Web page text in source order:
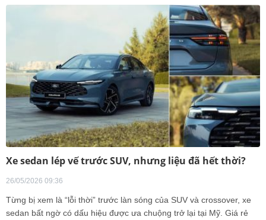
Xe sedan lép vế trước SUV, nhưng liệu đã hết thời?
26/05/2026 09:36
Từng bị xem là “lỗi thời” trước làn sóng của SUV và crossover, xe
sedan bất ngờ có dấu hiệu được ưa chuộng trở lại tại Mỹ. Giá rẻ